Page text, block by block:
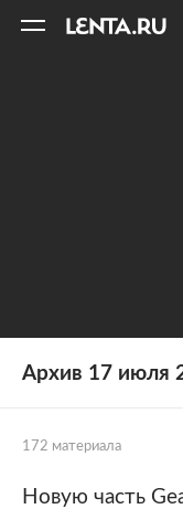
Архив 17 июля
172 материала
Все
Новую часть